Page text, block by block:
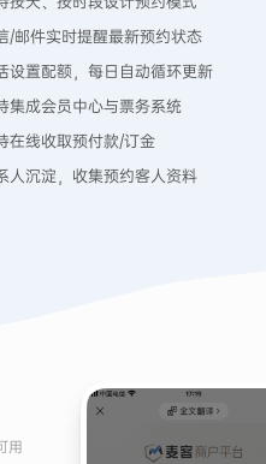
/邮件实时提醒最新预约状态
设置配额，每日自动循环更新
集成会员中心与票务系统
在线收取预付款/订金
人沉淀，收集预约客人资料
用